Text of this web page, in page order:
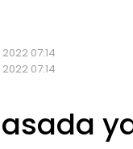
07:14
07:14